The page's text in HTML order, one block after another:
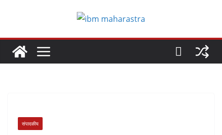
संपादकीय